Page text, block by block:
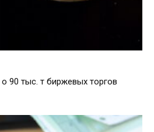
90 тыс. т биржевых торгов